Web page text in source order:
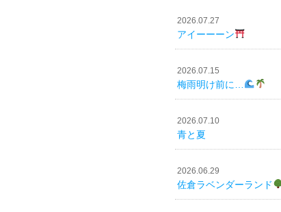
2026.07.27
アイーーーン
2026.07.15
梅雨明け前に…
2026.07.10
青と夏
2026.06.29
佐倉ラベンダーランド